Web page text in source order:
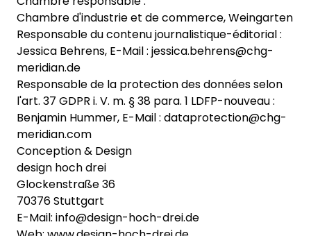
Chambre d'industrie et de commerce, Weingarten
Responsable du contenu journalistique-éditorial :
Jessica Behrens, E-Mail : jessica.behrens@chg-
meridian.de
Responsable de la protection des données selon
l'art. 37 GDPR i. V. m. § 38 para. 1 LDFP-nouveau :
Benjamin Hummer, E-Mail : dataprotection@chg-
meridian.com
Conception & Design
design hoch drei
Glockenstraße 36
70376 Stuttgart
E-Mail: info@design-hoch-drei.de